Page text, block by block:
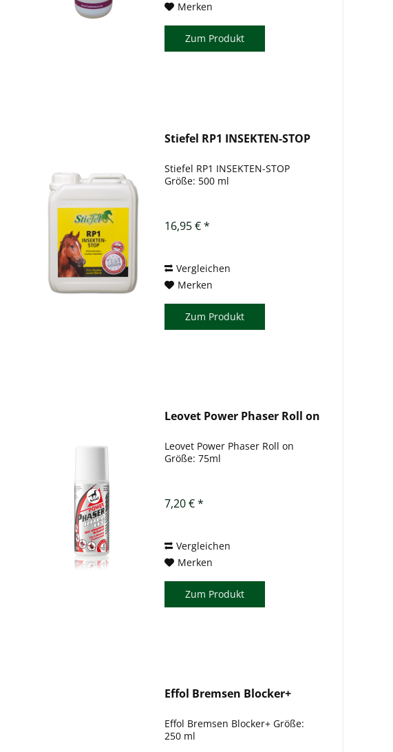
Merken
Zum Produkt
Stiefel RP1 INSEKTEN-STOP
Stiefel RP1 INSEKTEN-STOP
Größe: 500 ml
16,95 € *
Vergleichen
Merken
Zum Produkt
Leovet Power Phaser Roll on
Leovet Power Phaser Roll on
Größe: 75ml
7,20 € *
Vergleichen
Merken
Zum Produkt
Effol Bremsen Blocker+
Effol Bremsen Blocker+ Größe:
250 ml